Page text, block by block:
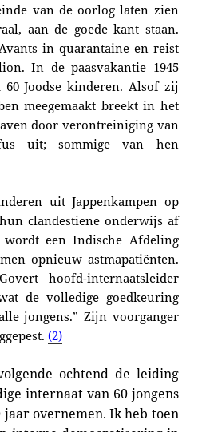
van de oorlog laten zien
aan de goede kant staan.
in quarantaine en reist
In de paasvakantie 1945
Joodse kinderen. Alsof zij
meegemaakt breektin het
door verontreiniging van
uit; sommige van hen
uit Jappen­kampen op
clandes­tiene onder­wijs af
een Indi­sche Afdeling
opnieuw astmapatiënten.
hoofd-internaatsleider
de volledige goedkeuring
jongens.” Zijn voor­ganger
(2)
ochtend de lei­ding
internaat van 60 jongens
jaar overne­men. Ik heb toen